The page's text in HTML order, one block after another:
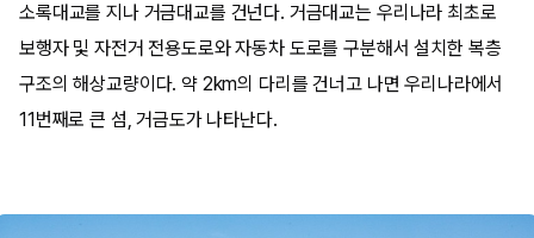
소록대교를 지나 거금대교를 건넌다. 거금대교는 우리나라 최초로
보행자 및 자전거 전용도로와 자동차 도로를 구분해서 설치한 복층
구조의 해상교량이다. 약 2km의 다리를 건너고 나면 우리나라에서
11번째로 큰 섬, 거금도가 나타난다.